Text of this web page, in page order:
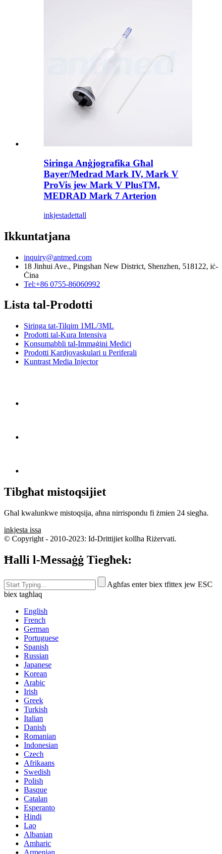
Siringa Anġjografika Għal
Bayer/Medrad Mark IV, Mark V
ProVis jew Mark V PlusTM,
MEDRAD Mark 7 Arterion
inkjestadettall
Ikkuntatjana
inquiry@antmed.com
18 Jinhui Ave., Pingshan New District, Shenzhen, 518122, iċ-
Ċina
Tel:+86 0755-86060992
Lista tal-Prodotti
Siringa tat-Tilqim 1ML/3ML
Prodotti tal-Kura Intensiva
Konsumabbli tal-Immaġini Mediċi
Prodotti Kardjovaskulari u Periferali
Kuntrast Media Injector
Tibgħat mistoqsijiet
Għal kwalunkwe mistoqsija, aħna nirrispondu fi żmien 24 siegħa.
inkjesta issa
© Copyright - 2010-2023: Id-Drittijiet kollha Riżervati.
Ħalli l-Messaġġ Tiegħek:
Agħfas enter biex tfittex jew ESC
biex tagħlaq
English
French
German
Portuguese
Spanish
Russian
Japanese
Korean
Arabic
Irish
Greek
Turkish
Italian
Danish
Romanian
Indonesian
Czech
Afrikaans
Swedish
Polish
Basque
Catalan
Esperanto
Hindi
Lao
Albanian
Amharic
Armenian